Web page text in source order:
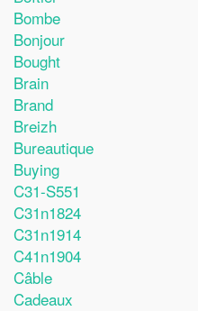
Bombe
Bonjour
Bought
Brain
Brand
Breizh
Bureautique
Buying
C31-S551
C31n1824
C31n1914
C41n1904
Câble
Cadeaux